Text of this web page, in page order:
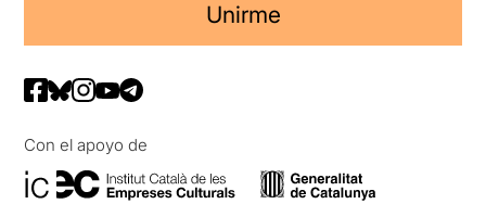
Unirme
Con el apoyo de